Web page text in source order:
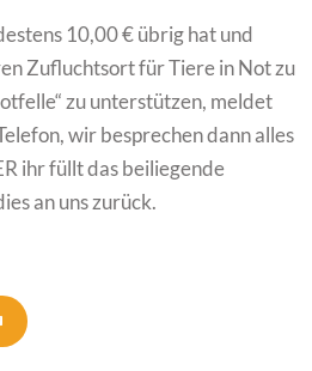
10,00 € übrig hat und
Zufluchtsort für Tiere in Not zu
zu unterstützen, meldet
wir besprechen dann alles
ihr füllt das beiliegende
an uns zurück.